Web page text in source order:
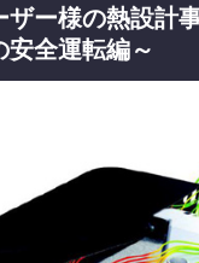
ザー様の熱設計
安全運転編～